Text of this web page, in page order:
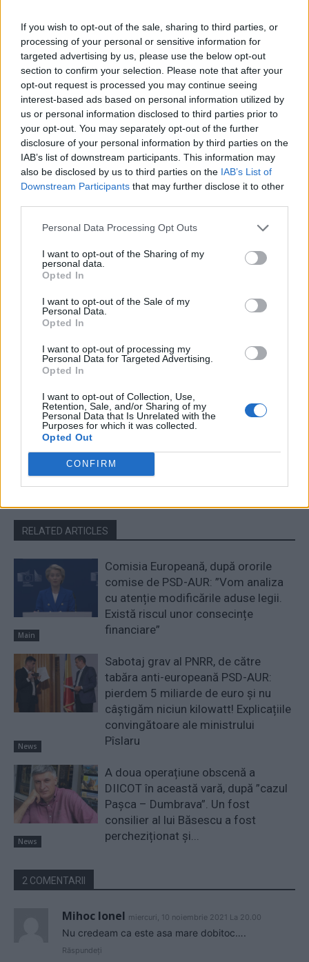
If you wish to opt-out of the sale, sharing to third parties, or
processing of your personal or sensitive information for
targeted advertising by us, please use the below opt-out
section to confirm your selection. Please note that after your
opt-out request is processed you may continue seeing
interest-based ads based on personal information utilized by
us or personal information disclosed to third parties prior to
your opt-out. You may separately opt-out of the further
disclosure of your personal information by third parties on the
IAB’s list of downstream participants. This information may
also be disclosed by us to third parties on the IAB’s List of
Downstream Participants that may further disclose it to other
Personal Data Processing Opt Outs
I want to opt-out of the Sharing of my
personal data.
Opted In
I want to opt-out of the Sale of my
Personal Data.
Opted In
I want to opt-out of processing my
Personal Data for Targeted Advertising.
Opted In
I want to opt-out of Collection, Use,
Retention, Sale, and/or Sharing of my
Personal Data that Is Unrelated with the
Purposes for which it was collected.
Opted Out
CONFIRM
Articolul precedent
Momente comice la Antena
scos din emisie, de soția unui
PSD-ist, când a spus că
incompetenți
Articolul următor
la guvernare! „Au dat mâna
timp ce strânge mâna PSD
Matei Udrea
RELATED ARTICLES
Main
Comisia Europeană, după ororile
comise de PSD-AUR: ”Vom analiza
cu atenție modificările aduse legii.
Există riscul unor consecințe
financiare”
News
Sabotaj grav al PNRR, de către
tabăra anti-europeană PSD-AUR:
pierdem 5 miliarde de euro și nu
câștigăm niciun kilowatt! Explicațiile
convingătoare ale ministrului
Pîslaru
News
A doua operațiune obscenă a
DIICOT în această vară, după ”cazul
Pașca – Dumbrava”. Un fost
consilier al lui Băsescu a fost
percheziționat și...
2 COMENTARII
Mihoc Ionel miercuri, 10 noiembrie 2021 La 20.00
Nu credeam ca este asa mare dobitoc….
Răspundeți